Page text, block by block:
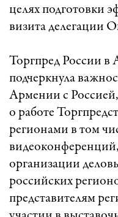
целях подготовки
визита делегации
Торгпред России
подчеркнула
Армении с
о работе
регионами в том
организации
российских
представителям